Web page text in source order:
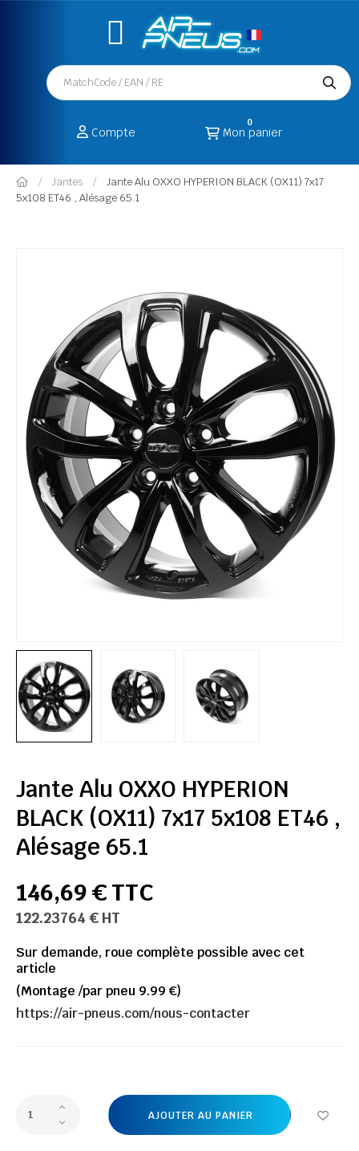
Compte Mon panier
0
Jantes
Jante Alu OXXO HYPERION BLACK (OX11) 7x17
5x108 ET46 , Alésage 65.1
Jante Alu OXXO HYPERION
BLACK (OX11) 7x17 5x108 ET46 ,
Alésage 65.1
146,69 € TTC
122.23764 € HT
Sur demande, roue complète possible avec cet
article
(Montage /par pneu 9.99 €)
https://air-pneus.com/nous-contacter
AJOUTER AU PANIER